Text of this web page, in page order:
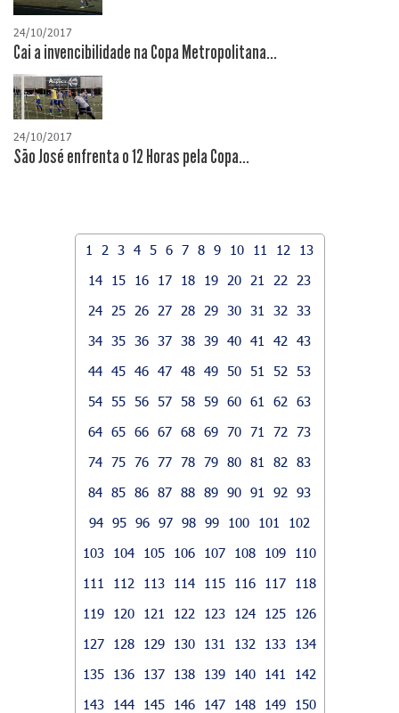
24/10/2017
Cai a invencibilidade na Copa Metropolitana...
24/10/2017
São José enfrenta o 12 Horas pela Copa...
1 2 3 4 5 6 7 8 9 10 11 12
13
14
15 16 17 18 19 20 21 22
23
24
25 26 27 28 29 30 31 32
33
34 35 36 37 38 39 40 41 42
43
44 45 46 47 48 49 50 51 52
53
54 55 56 57 58 59 60 61 62
63
64 65 66 67 68 69 70 71 72
73
74 75 76 77 78 79 80 81 82
83
84 85 86 87 88 89 90 91 92
93
94 95 96 97 98 99 100 101
102
103
104 105 106 107 108 109
110
111
112 113 114 115 116 117
118
119
120 121 122 123 124 125
126
127
128 129 130 131 132 133
134
135
136 137 138 139 140 141
142
143
144 145 146 147 148 149
150